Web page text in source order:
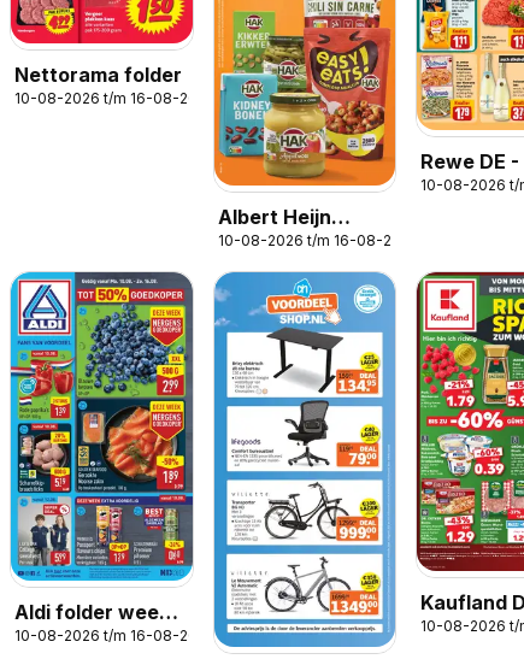
Nettorama folder
10-08-2026 t/m 16-08-2026
Albert Heijn
folder week 33
10-08-2026 t/m 16-08-2026
Rewe DE -
Folder
10-08-2026 t/
Aldi folder week
33
10-08-2026 t/m 16-08-2026
Kaufland
Folder
10-08-2026 t/